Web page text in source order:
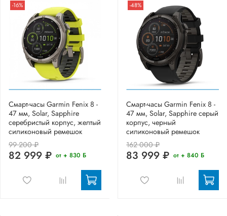
-16%
Смарт-часы Garmin Fenix 8 -
47 мм, Solar, Sapphire
серебристый корпус, желтый
силиконовый ремешок
99 200 ₽
82 999 ₽ от + 830 Б
-48%
Смарт-часы Garmin Fenix 8 -
47 мм, Solar, Sapphire серый
корпус, черный
силиконовый ремешок
162 000 ₽
83 999 ₽ от + 840 Б